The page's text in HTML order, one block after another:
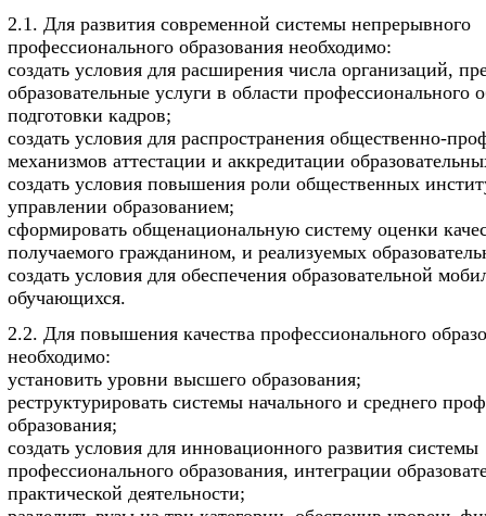
2.1. Для развития современной системы непрерывного
профессионального образования необходимо:
создать условия для расширения числа организаций,
образовательные услуги в области профессионального
подготовки кадров;
создать условия для распространения общественно-
механизмов аттестации и аккредитации
создать условия повышения роли общественных
управлении образованием;
сформировать общенациональную систему оценки
получаемого гражданином, и реализуемых
создать условия для обеспечения образовательной
обучающихся.
2.2. Для повышения качества профессионального
необходимо:
установить уровни высшего образования;
реструктурировать системы начального и среднего
образования;
создать условия для инновационного развития системы
профессионального образования, интеграции
практической деятельности;